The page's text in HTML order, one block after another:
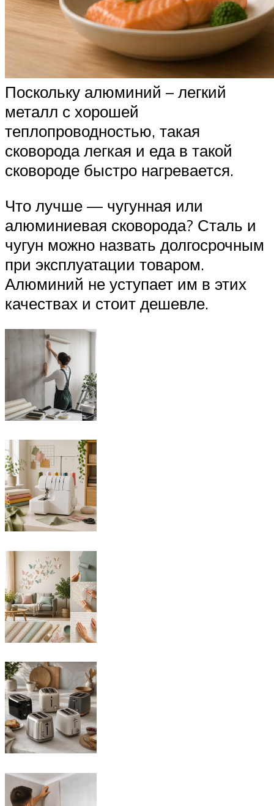
Поскольку алюминий – легкий
металл с хорошей
теплопроводностью, такая
сковорода легкая и еда в такой
сковороде быстро нагревается.
Что лучше — чугунная или
алюминиевая сковорода? Сталь и
чугун можно назвать долгосрочным
при эксплуатации товаром.
Алюминий не уступает им в этих
качествах и стоит дешевле.